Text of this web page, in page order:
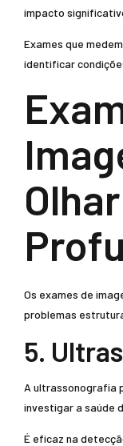
impacto
Exames que
identificar
Os exames de
problemas
5.
A ultrassonografia
investigar a saúde
É eficaz na